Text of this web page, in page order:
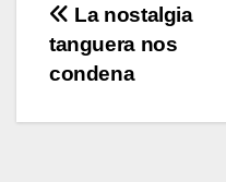
Navegación
de
entradas
La nostalgia
tanguera nos
condena